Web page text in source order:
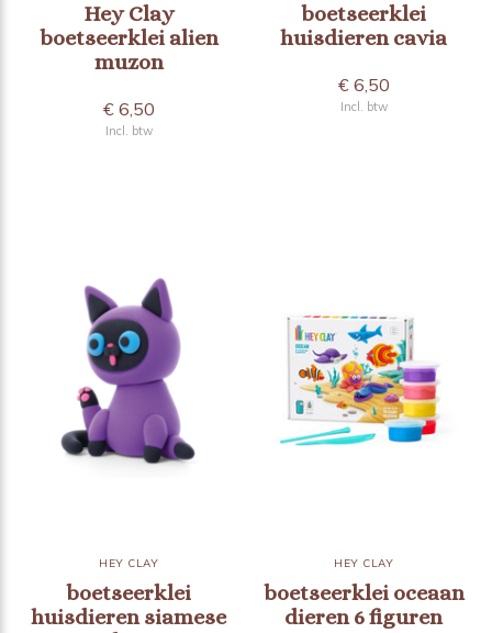
Hey Clay
boetseerklei alien
muzon
€ 6,50
Incl. btw
boetseerklei
huisdieren cavia
€ 6,50
Incl. btw
HEY CLAY
boetseerklei
huisdieren siamese
HEY CLAY
boetseerklei oceaan
dieren 6 figuren